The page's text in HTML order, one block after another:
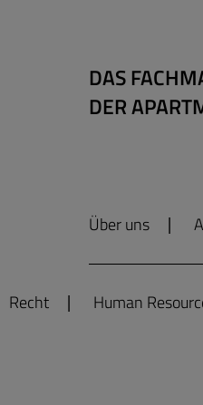
DAS
DER
Über uns
Recht Human